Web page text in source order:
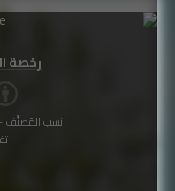
رخصة
نَسب المُصنَّف -